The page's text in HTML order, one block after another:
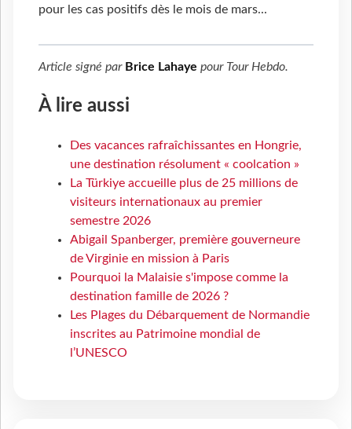
pour les cas positifs dès le mois de mars...
Article signé par Brice Lahaye pour Tour Hebdo.
À lire aussi
Des vacances rafraîchissantes en Hongrie,
une destination résolument « coolcation »
La Türkiye accueille plus de 25 millions de
visiteurs internationaux au premier
semestre 2026
Abigail Spanberger, première gouverneure
de Virginie en mission à Paris
Pourquoi la Malaisie s'impose comme la
destination famille de 2026 ?
Les Plages du Débarquement de Normandie
inscrites au Patrimoine mondial de
l’UNESCO